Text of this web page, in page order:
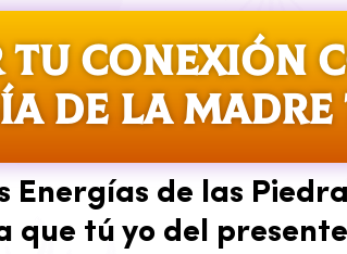
TU CONEXIÓN
DE LA MADRE
de las
tú yo del